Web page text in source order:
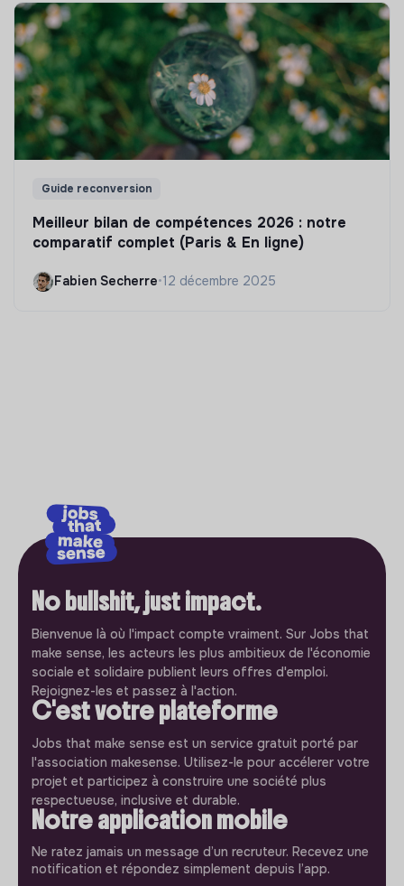
Guide reconversion
Meilleur bilan de compétences 2026 : notre
comparatif complet (Paris & En ligne)
Fabien Secherre•12 décembre 2025
No bullshit, just impact.
Bienvenue là où l'impact compte vraiment. Sur Jobs that
make sense, les acteurs les plus ambitieux de l'économie
sociale et solidaire publient leurs offres d'emploi.
Rejoignez-les et passez à l'action.
C'est votre plateforme
Jobs that make sense est un service gratuit porté par
l'association makesense. Utilisez-le pour accélerer votre
projet et participez à construire une société plus
respectueuse, inclusive et durable.
Notre application mobile
Ne ratez jamais un message d’un recruteur. Recevez une
notification et répondez simplement depuis l’app.